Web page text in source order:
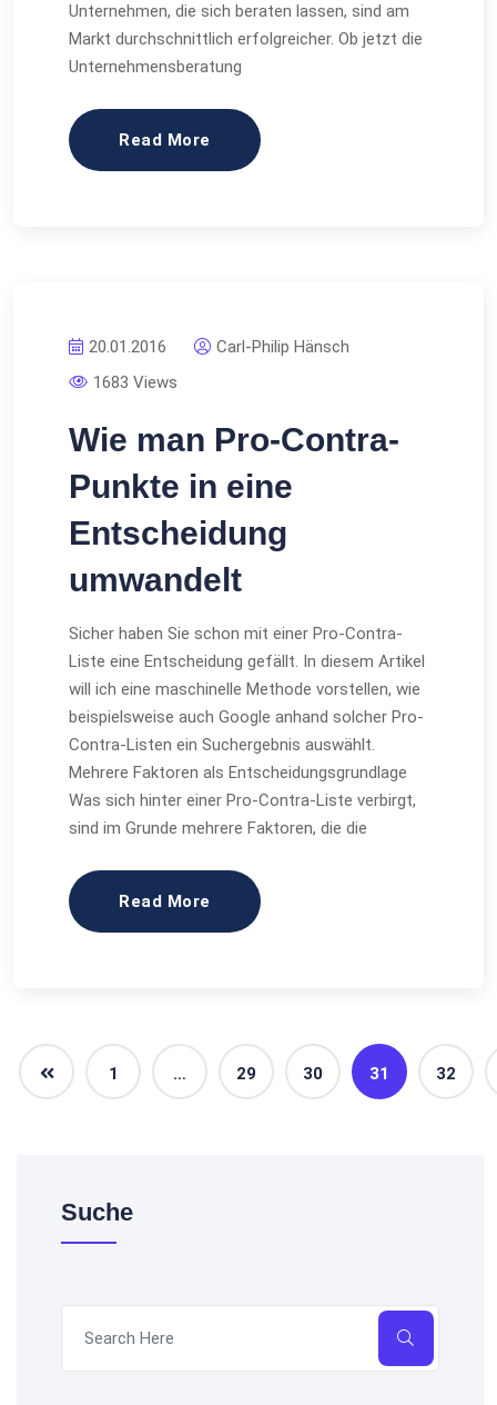
Unternehmen, die sich beraten lassen, sind am
Markt durchschnittlich erfolgreicher. Ob jetzt die
Unternehmensberatung
Read More
20.01.2016
Carl-Philip Hänsch
1683 Views
Wie man Pro-Contra-
Punkte in eine
Entscheidung
umwandelt
Sicher haben Sie schon mit einer Pro-Contra-
Liste eine Entscheidung gefällt. In diesem Artikel
will ich eine maschinelle Methode vorstellen, wie
beispielsweise auch Google anhand solcher Pro-
Contra-Listen ein Suchergebnis auswählt.
Mehrere Faktoren als Entscheidungsgrundlage
Was sich hinter einer Pro-Contra-Liste verbirgt,
sind im Grunde mehrere Faktoren, die die
Read More
1 … 29 30 31 32
Suche